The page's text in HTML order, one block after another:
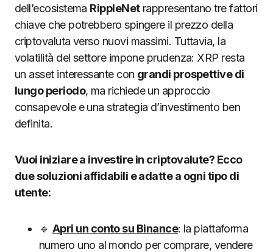
dell’ecosistema RippleNetrappresentano tre fattori
chiave che potrebbero spingere il prezzo della
criptovaluta verso nuovi massimi. Tuttavia, la
volatilità del settore impone prudenza: XRP resta
un asset interessante con grandi prospettive di
lungo periodo, ma richiede un approccio
consapevole e una strategia d’investimento ben
definita.
Vuoi iniziare a investire in criptovalute? Ecco
due soluzioni affidabili e adatte a ogni tipo di
utente:
🔹 Apri un conto su Binance: la piattaforma
numero uno al mondo per comprare, vendere